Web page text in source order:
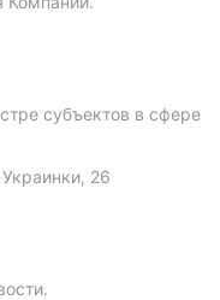
субъектов в сфере
26